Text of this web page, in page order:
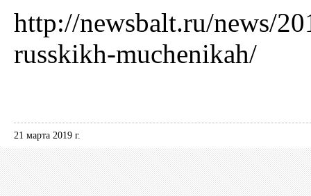
http://newsbalt.ru/news/
russkikh-muchenikah/
21 марта 2019 г.